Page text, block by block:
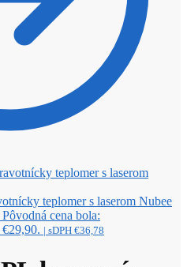
teplomer s laserom Nubee
Pôvodná cena bola:
| sDPH €36,78